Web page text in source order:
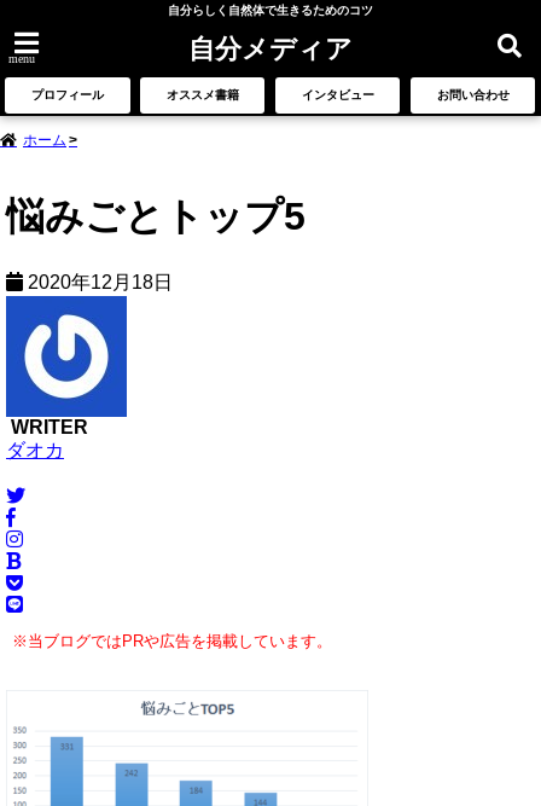
自分らしく自然体で生きるためのコツ
menu 自分メディア
プロフィール オススメ書籍 インタビュー お問い合わせ
ホーム
悩みごとトップ5
2020年12月18日
WRITER
ダオカ
※当ブログではPRや広告を掲載しています。